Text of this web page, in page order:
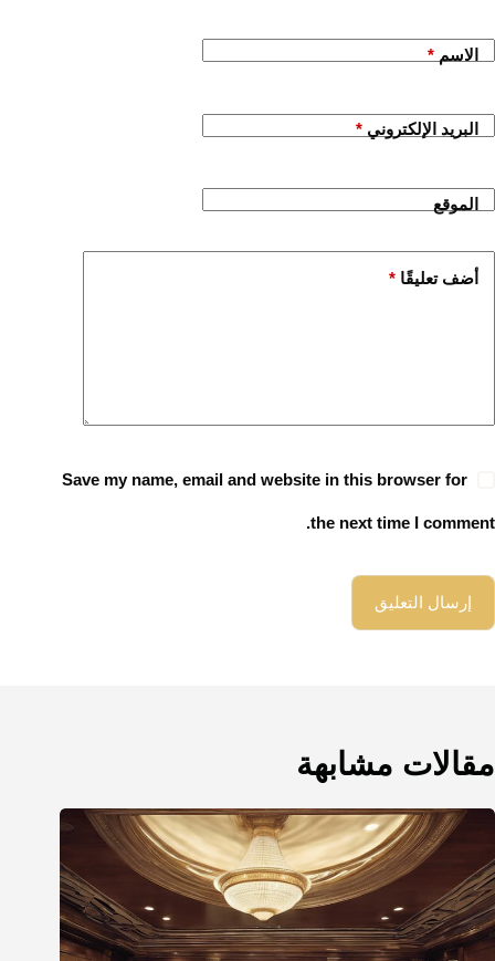
الاسم *
البريد الإلكتروني *
الموقع
أضف تعليقًا *
Save my name, email and website in this browser for
the next time I comment.
إرسال التعليق
مقالات مشابهة